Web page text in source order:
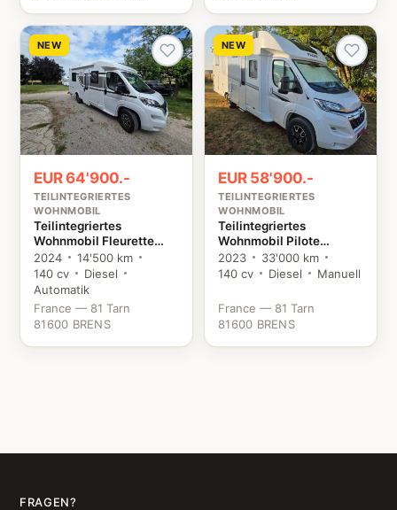
NEW
EUR 64'900.-
TEILINTEGRIERTES
WOHNMOBIL
Teilintegriertes
Wohnmobil Fleurette
Florium Baxter 64 LDF
Fiat
2024
14'500 km
140 cv
Diesel
Automatik
France — 81 Tarn
81600 BRENS
NEW
EUR 58'900.-
TEILINTEGRIERTES
WOHNMOBIL
Teilintegriertes
Wohnmobil Pilote
P746FGJ Evidence
Citroën
2023
33'000 km
140 cv
Diesel Manuell
France — 81 Tarn
81600 BRENS
FRAGEN?